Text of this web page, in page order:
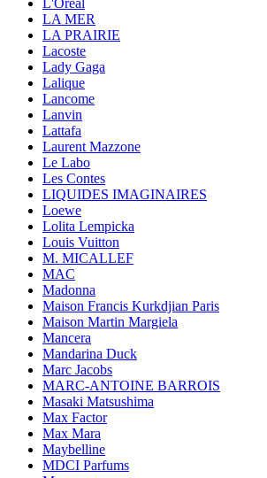
LA MER
LA PRAIRIE
Lacoste
Lady Gaga
Lalique
Lancome
Lanvin
Lattafa
Laurent Mazzone
Le Labo
Les Contes
LIQUIDES IMAGINAIRES
Loewe
Lolita Lempicka
Louis Vuitton
M. MICALLEF
MAC
Madonna
Maison Francis Kurkdjian Paris
Maison Martin Margiela
Mancera
Mandarina Duck
Marc Jacobs
MARC-ANTOINE BARROIS
Masaki Matsushima
Max Factor
Max Mara
Maybelline
MDCI Parfums